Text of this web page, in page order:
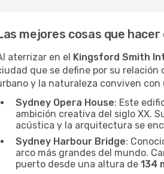
mejores cosas que hacer
aterrizar en el Kingsford Smith
que se define por su
y la naturaleza conviven
Sydney Opera House: Este
ambición creativa del siglo XX.
acústica y la arquitectura se
Sydney Harbour Bridge:
arco más grandes del mundo.
puerto desde una altura de 134